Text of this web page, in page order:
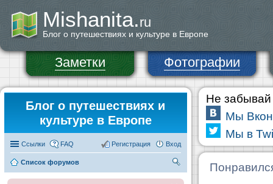
Mishanita.ru
Блог о путешествиях и культуре в Европе
Заметки Фотографии
Блог о путешествиях и
культуре в Европе
Ссылки FAQ Вход
Регистрация
Список форумов
Не забывай
Мы
Мы в